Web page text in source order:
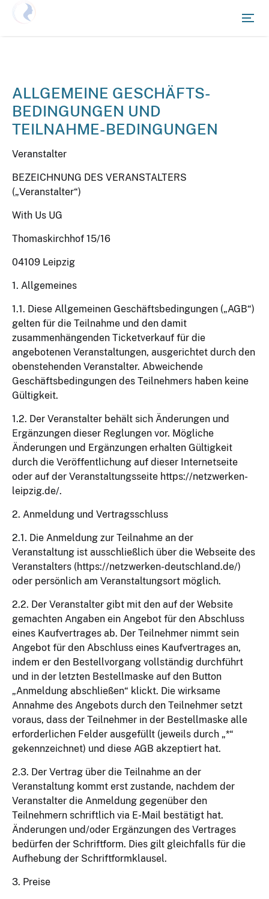
ALLGEMEINE GESCHÄFTS-
BEDINGUNGEN UND
TEILNAHME-BEDINGUNGEN
Veranstalter
BEZEICHNUNG DES VERANSTALTERS
(„Veranstalter“)
With Us UG
Thomaskirchhof 15/16
04109 Leipzig
1. Allgemeines
1.1. Diese Allgemeinen Geschäftsbedingungen („AGB“)
gelten für die Teilnahme und den damit
zusammenhängenden Ticketverkauf für die
angebotenen Veranstaltungen, ausgerichtet durch den
obenstehenden Veranstalter. Abweichende
Geschäftsbedingungen des Teilnehmers haben keine
Gültigkeit.
1.2. Der Veranstalter behält sich Änderungen und
Ergänzungen dieser Reglungen vor. Mögliche
Änderungen und Ergänzungen erhalten Gültigkeit
durch die Veröffentlichung auf dieser Internetseite
oder auf der Veranstaltungsseite https://netzwerken-
leipzig.de/.
2. Anmeldung und Vertragsschluss
2.1. Die Anmeldung zur Teilnahme an der
Veranstaltung ist ausschließlich über die Webseite des
Veranstalters (https://netzwerken-deutschland.de/)
oder persönlich am Veranstaltungsort möglich.
2.2. Der Veranstalter gibt mit den auf der Website
gemachten Angaben ein Angebot für den Abschluss
eines Kaufvertrages ab. Der Teilnehmer nimmt sein
Angebot für den Abschluss eines Kaufvertrages an,
indem er den Bestellvorgang vollständig durchführt
und in der letzten Bestellmaske auf den Button
„Anmeldung abschließen“ klickt. Die wirksame
Annahme des Angebots durch den Teilnehmer setzt
voraus, dass der Teilnehmer in der Bestellmaske alle
erforderlichen Felder ausgefüllt (jeweils durch „*“
gekennzeichnet) und diese AGB akzeptiert hat.
2.3. Der Vertrag über die Teilnahme an der
Veranstaltung kommt erst zustande, nachdem der
Veranstalter die Anmeldung gegenüber den
Teilnehmern schriftlich via E-Mail bestätigt hat.
Änderungen und/oder Ergänzungen des Vertrages
bedürfen der Schriftform. Dies gilt gleichfalls für die
Aufhebung der Schriftformklausel.
3. Preise